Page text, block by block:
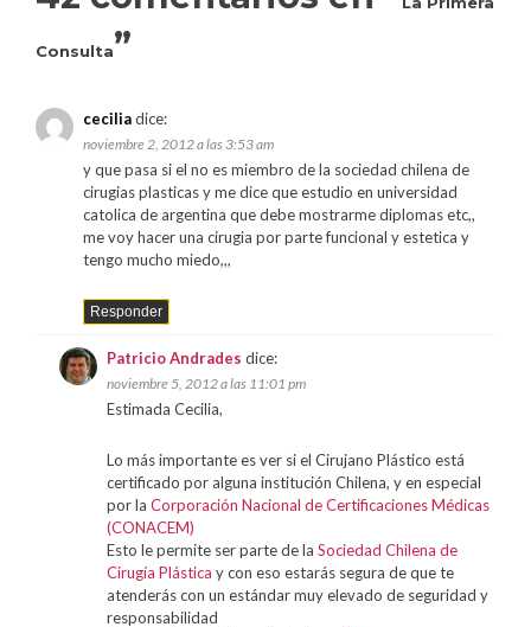
Consulta”
ceciliadice:
noviembre 2, 2012 a las 3:53 am
y que pasa si el no es miembro de la sociedad chilena de
cirugias plasticas y me dice que estudio en universidad
catolica de argentina que debe mostrarme diplomas etc,,
me voy hacer una cirugia por parte funcional y estetica y
tengo mucho miedo,,,
Responder
Patricio Andrades dice:
noviembre 5, 2012 a las 11:01 pm
Estimada Cecilia,
Lo más importante es ver si el Cirujano Plástico está
certificado por alguna institución Chilena, y en especial
por la Corporación Nacional de Certificaciones Médicas
(CONACEM)
Esto le permite ser parte de la Sociedad Chilena de
Cirugía Plástica y con eso estarás segura de que te
atenderás con un estándar muy elevado de seguridad y
responsabilidad